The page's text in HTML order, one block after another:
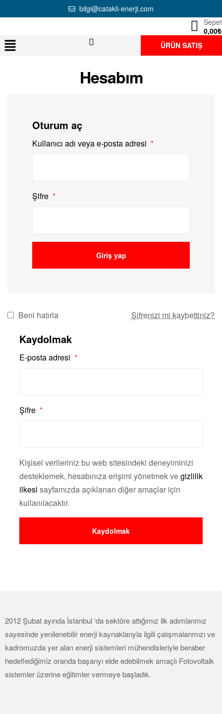
bilgi@catakli-enerji.com
Sepet
0,00₺
ÜRÜN SATIŞ
Hesabım
Oturum aç
Kullanıcı adı veya e-posta adresi *
Şifre *
Giriş yap
Beni hatırla Şifrenizi mi kaybettiniz?
Kaydolmak
E-posta adresi *
Şifre *
Kişisel verileriniz bu web sitesindeki deneyiminizi
desteklemek, hesabınıza erişimi yönetmek vegizlilik
ilkesi sayfamızda açıklanan diğer amaçlar için
kullanılacaktır.
Kaydolmak
2012 Şubat ayında İstanbul ‘da sektöre attığımız ilk adımlarımız
sayesinde yenilenebilir enerji kaynaklarıyla ilgili çalışmalarımızı ve
kadromuzda yer alan enerji sistemleri mühendisleriyle beraber
hedeflediğimiz oranda başarıyı elde edebilmek amaçlı Fotovoltaik
sistemler üzerine eğitimler vermeye başladık.